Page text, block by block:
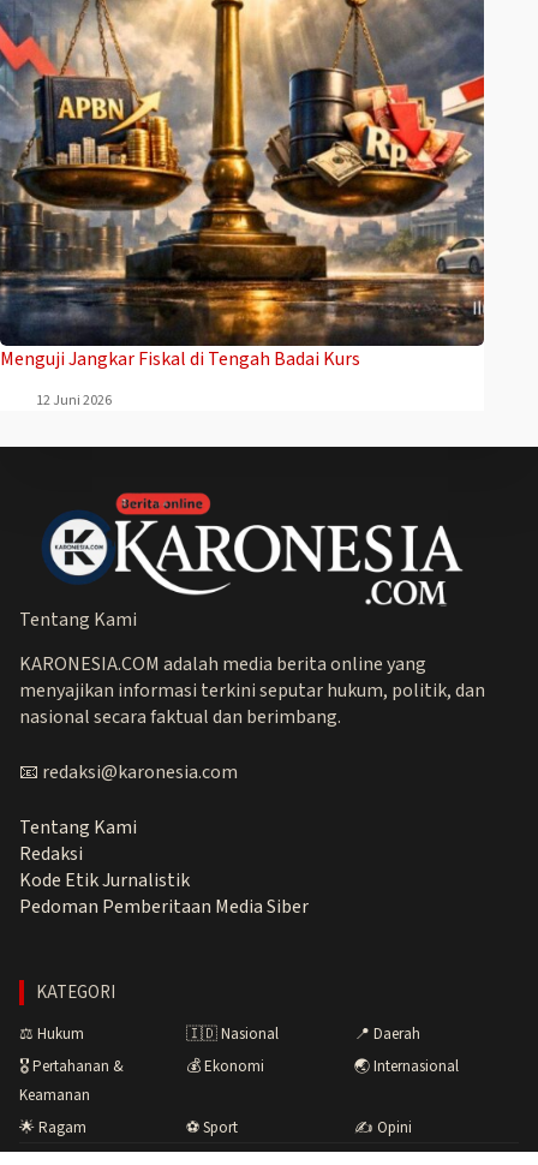
Menguji Jangkar Fiskal di Tengah Badai Kurs
12 Juni 2026
Tentang Kami
KARONESIA.COM adalah media berita online yang
menyajikan informasi terkini seputar hukum, politik, dan
nasional secara faktual dan berimbang.
📧 redaksi@karonesia.com
Tentang Kami
Redaksi
Kode Etik Jurnalistik
Pedoman Pemberitaan Media Siber
KATEGORI
⚖️ Hukum 🇮🇩 Nasional
📍 Daerah
🎖️ Pertahanan &
Keamanan
💰 Ekonomi 🌏 Internasional
🌟 Ragam ⚽ Sport ✍️ Opini